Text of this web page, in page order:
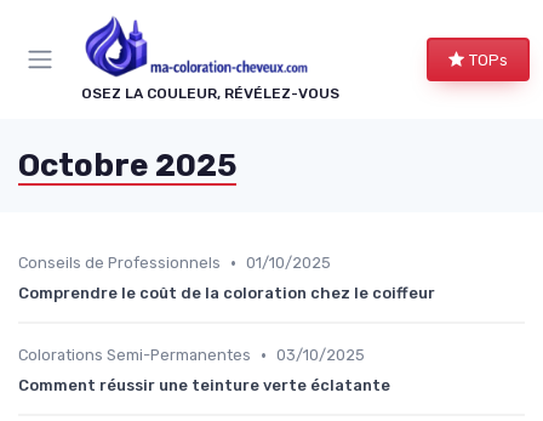
OSEZ LA COULEUR, RÉVÉLEZ-VOUS
TOPs
Octobre 2025
Conseils de Professionnels • 01/10/2025
Comprendre le coût de la coloration chez le coiffeur
Colorations Semi-Permanentes • 03/10/2025
Comment réussir une teinture verte éclatante
Panneau de gestion des cookies